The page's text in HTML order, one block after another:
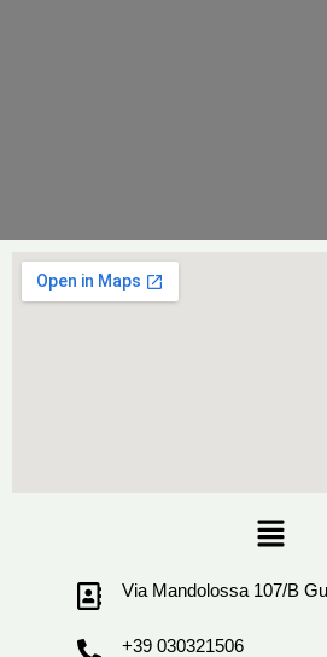
Menu
Via Mandolossa 107/B
+39 030321506